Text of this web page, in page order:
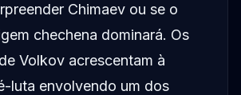
Chimaev ou se o
chechena dominará. Os
Volkov acrescentam à
luta envolvendo um dos